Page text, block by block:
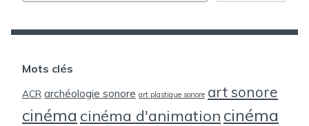
Mots clés
ACR archéologie sonore art plastique sonore art sonore
cinéma cinéma d'animation cinéma